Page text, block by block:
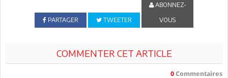
PARTAGER TWEETER
ABONNEZ-
VOUS
COMMENTER CET ARTICLE
0 Commentaires